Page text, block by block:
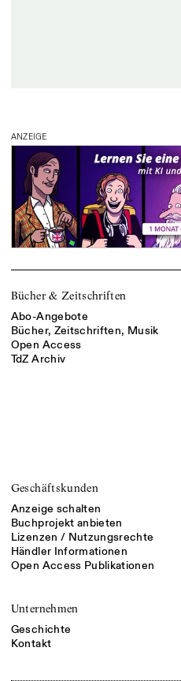
ANZEIGE
Bücher & Zeitschriften
Abo-Angebote
Bücher, Zeitschriften, Musik
Open Access
TdZ Archiv
Geschäftskunden
Anzeige schalten
Buchprojekt anbieten
Lizenzen / Nutzungsrechte
Händler Informationen
Open Access Publikationen
Unternehmen
Geschichte
Kontakt